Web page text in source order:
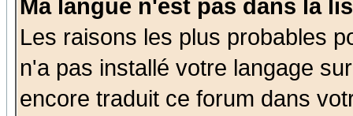
Ma langue n'est pas dans la
Les raisons les plus probables
n'a pas installé votre langage
encore traduit ce forum dans